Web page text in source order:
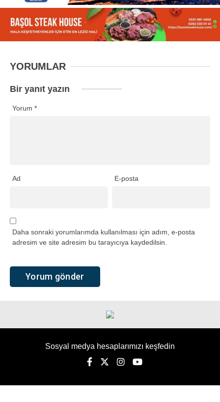
YORUMLAR
Bir yanıt yazın
Yorum *
Ad E-posta
Daha sonraki yorumlarımda kullanılması için adım, e-posta
adresim ve site adresim bu tarayıcıya kaydedilsin.
Sosyal medya hesaplarımızı keşfedin